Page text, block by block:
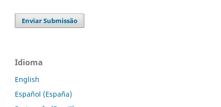
Enviar Submissão
Idioma
English
Español (España)